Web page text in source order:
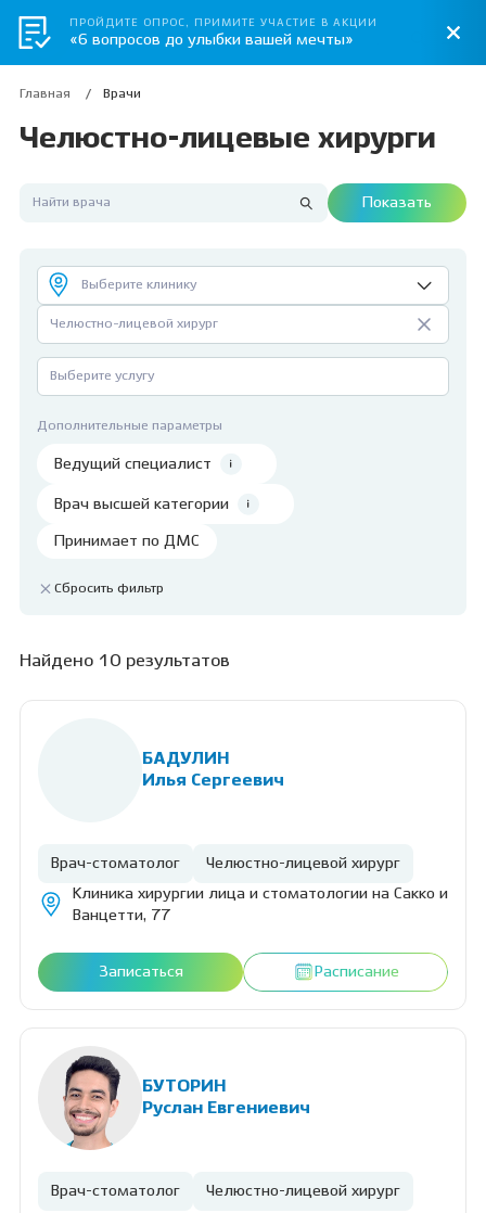
Главная Врачи
Челюстно-лицевые хирурги
Показать
Выберите клинику
Челюстно-лицевой хирург
Выберите услугу
Дополнительные параметры
Ведущий специалист
Врач высшей категории
Принимает по ДМС
Сбросить фильтр
Найдено 10 результатов
БАДУЛИН
Илья Сергеевич
Врач-стоматолог
Челюстно-лицевой хирург
Клиника хирургии лица и стоматологии на Сакко и
Ванцетти, 77
Записаться Расписание
БУТОРИН
Руслан Евгениевич
Врач-стоматолог
Челюстно-лицевой хирург
ПРОЙДИТЕ ОПРОС, ПРИМИТЕ УЧАСТИЕ В АКЦИИ
«6 вопросов до улыбки вашей мечты»